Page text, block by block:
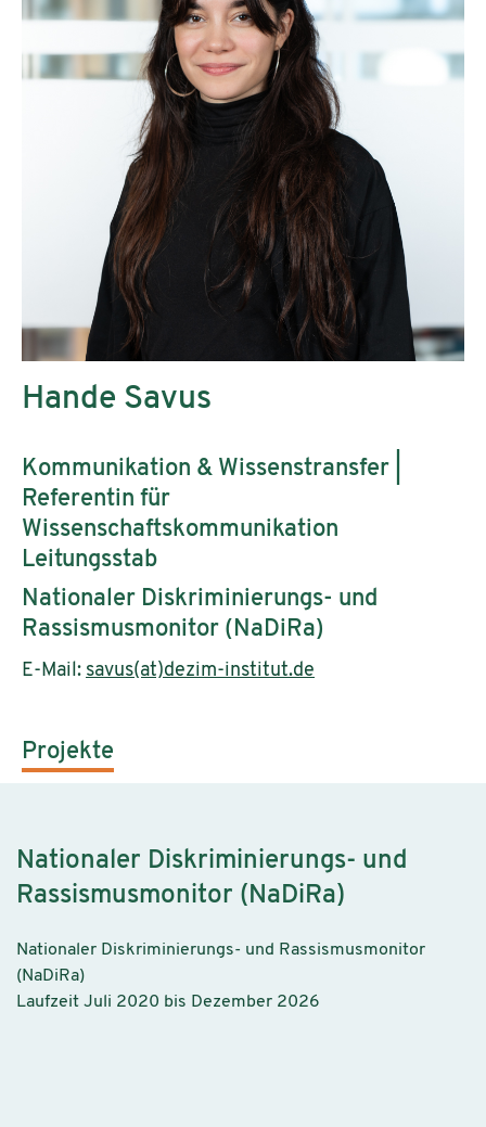
Hande Savus
Kommunikation & Wissenstransfer |
Referentin für
Wissenschaftskommunikation
Leitungsstab
Nationaler Diskriminierungs- und
Rassismusmonitor (NaDiRa)
E-Mail: savus(at)dezim-institut.de
Projekte
Nationaler Diskriminierungs- und
Rassismusmonitor (NaDiRa)
Nationaler Diskriminierungs- und Rassismusmonitor
(NaDiRa)
Laufzeit Juli 2020 bis Dezember 2026